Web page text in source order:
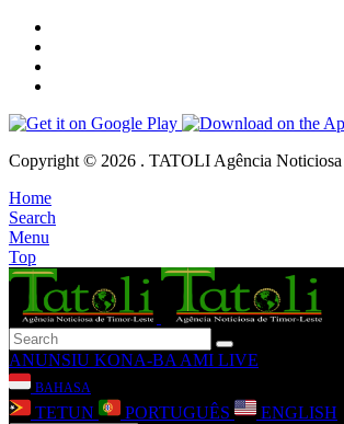
Copyright © 2026 . TATOLI Agência Noticiosa
Home
Search
Menu
Top
ANUNSIU KONA-BA AMI LIVE
BAHASA
TETUN PORTUGUÊS ENGLISH